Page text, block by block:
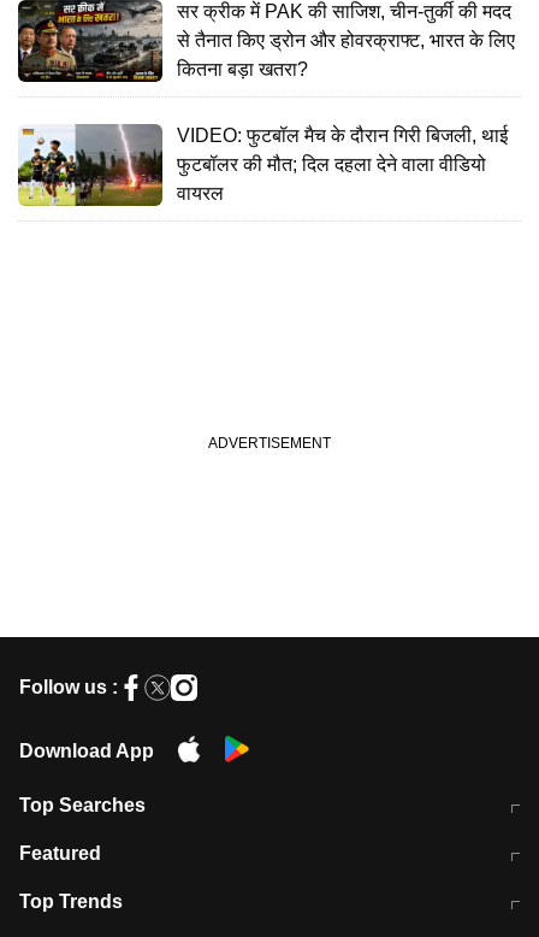
सर क्रीक में PAK की साजिश, चीन-तुर्की की मदद
से तैनात किए ड्रोन और होवरक्राफ्ट, भारत के लिए
कितना बड़ा खतरा?
VIDEO: फुटबॉल मैच के दौरान गिरी बिजली, थाई
फुटबॉलर की मौत; दिल दहला देने वाला वीडियो
वायरल
Follow us :
Download App
Top Searches
मुंबई में लगे 'जेन जी' के पोस्टर, लिखा- 'मैं
Featured
10 अगस्त को विधानसभा का घेराव करेंगे
Top Trends